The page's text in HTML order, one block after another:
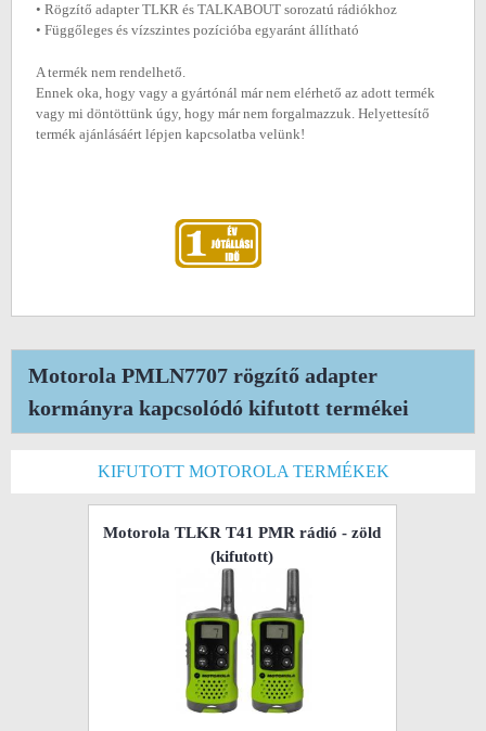
• Rögzítő adapter TLKR és TALKABOUT sorozatú rádiókhoz
• Függőleges és vízszintes pozícióba egyaránt állítható
A termék nem rendelhető.
Ennek oka, hogy vagy a gyártónál már nem elérhető az adott termék
vagy mi döntöttünk úgy, hogy már nem forgalmazzuk. Helyettesítő
termék ajánlásáért lépjen kapcsolatba velünk!
Motorola PMLN7707 rögzítő adapter
kormányra kapcsolódó kifutott termékei
KIFUTOTT MOTOROLA TERMÉKEK
Motorola TLKR T41 PMR rádió - zöld
(kifutott)